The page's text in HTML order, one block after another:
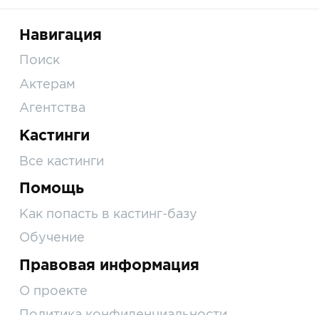
Навигация
Поиск
Актерам
Агентства
Кастинги
Все кастинги
Помощь
Как попасть в кастинг-базу
Обучение
Правовая информация
О проекте